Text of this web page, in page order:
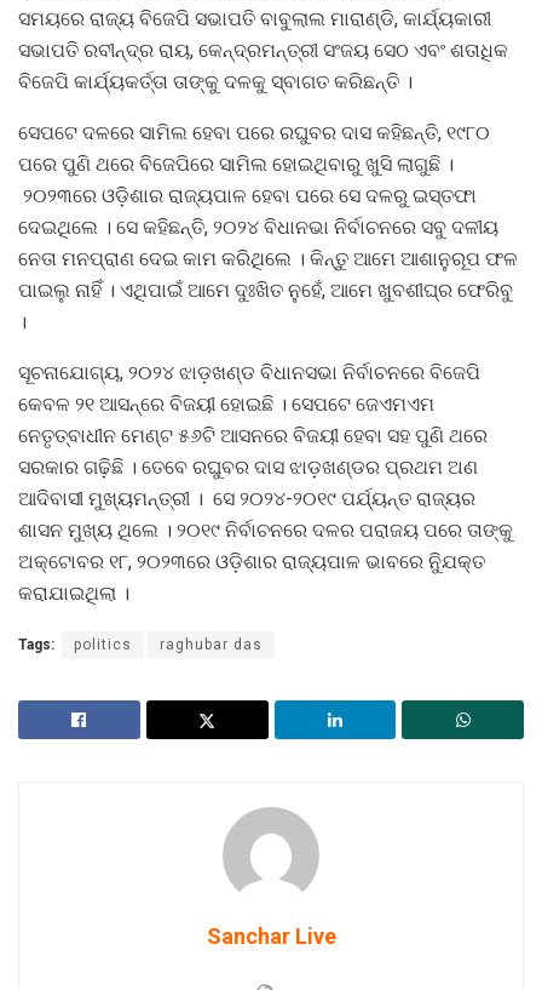
ସମୟରେ ରାଜ୍ୟ ବିଜେପି ସଭାପତି ବାବୁଲାଲ ମାରାଣ୍ଡି, କାର୍ଯ୍ୟକାରୀ
ସଭାପତି ରବୀନ୍ଦ୍ର ରାୟ, କେନ୍ଦ୍ରମନ୍ତ୍ରୀ ସଂଜୟ ସେଠ ଏବଂ ଶତାଧିକ
ବିଜେପି କାର୍ଯ୍ୟକର୍ତ୍ତା ତାଙ୍କୁ ଦଳକୁ ସ୍ବାଗତ କରିଛନ୍ତି ।
ସେପଟେ ଦଳରେ ସାମିଲ ହେବା ପରେ ରଘୁବର ଦାସ କହିଛନ୍ତି, ୧୯୮୦
ପରେ ପୁଣି ଥରେ ବିଜେପିରେ ସାମିଲ ହୋଇଥିବାରୁ ଖୁସି ଲାଗୁଛି ।
୨୦୨୩ରେ ଓଡ଼ିଶାର ରାଜ୍ୟପାଳ ହେବା ପରେ ସେ ଦଳରୁ ଇସ୍ତଫା
ଦେଇଥିଲେ । ସେ କହିଛନ୍ତି, ୨୦୨୪ ବିଧାନଭା ନିର୍ବାଚନରେ ସବୁ ଦଳୀୟ
ନେତା ମନପ୍ରାଣ ଦେଇ କାମ କରିଥିଲେ । କିନ୍ତୁ ଆମେ ଆଶାନୁରୂପ ଫଳ
ପାଇଲୁ ନାହିଁ । ଏଥିପାଇଁ ଆମେ ଦୁଃଖିତ ନୁହେଁ, ଆମେ ଖୁବଶୀଘ୍ର ଫେରିବୁ
।
ସୂଚନାଯୋଗ୍ୟ, ୨୦୨୪ ଝାଡ଼ଖଣ୍ଡ ବିଧାନସଭା ନିର୍ବାଚନରେ ବିଜେପି
କେବଳ ୨୧ ଆସନ୍‌ରେ ବିଜୟୀ ହୋଇଛି । ସେପଟେ ଜେଏମଏମ
ନେତୃତ୍ବାଧୀନ ମେଣ୍ଟ ୫୬ଟି ଆସନରେ ବିଜୟୀ ହେବା ସହ ପୁଣି ଥରେ
ସରକାର ଗଢ଼ିଛି । ତେବେ ରଘୁବର ଦାସ ଝାଡ଼ଖଣ୍ଡର ପ୍ରଥମ ଅଣ
ଆଦିବାସୀ ମୁଖ୍ୟମନ୍ତ୍ରୀ । ସେ ୨୦୨୪-୨୦୧୯ ପର୍ଯ୍ୟନ୍ତ ରାଜ୍ୟର
ଶାସନ ମୁଖ୍ୟ ଥିଲେ । ୨୦୧୯ ନିର୍ବାଚନରେ ଦଳର ପରାଜୟ ପରେ ତାଙ୍କୁ
ଅକ୍ଟୋବର ୧୮, ୨୦୨୩ରେ ଓଡ଼ିଶାର ରାଜ୍ୟପାଳ ଭାବରେ ନିୁଯକ୍ତ
କରାଯାଇଥିଲା ।
Tags: politics raghubar das
Sanchar Live